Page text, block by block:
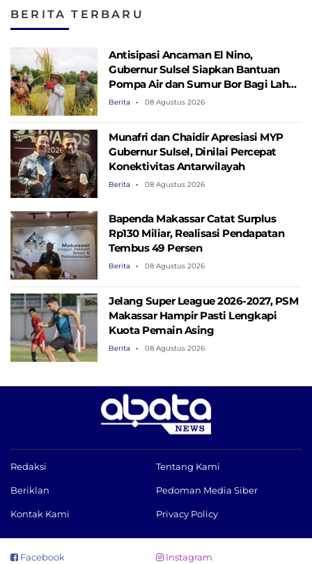
BERITA TERBARU
Antisipasi Ancaman El Nino,
Gubernur Sulsel Siapkan Bantuan
Pompa Air dan Sumur Bor Bagi Lahan
Pertanian
Berita 08 Agustus 2026
Munafri dan Chaidir Apresiasi MYP
Gubernur Sulsel, Dinilai Percepat
Konektivitas Antarwilayah
Berita 08 Agustus 2026
Bapenda Makassar Catat Surplus
Rp130 ​​Miliar, Realisasi Pendapatan
Tembus 49 Persen
Berita 08 Agustus 2026
Jelang Super League 2026-2027, PSM
Makassar Hampir Pasti Lengkapi
Kuota Pemain Asing
Berita 08 Agustus 2026
Redaksi Tentang Kami
Beriklan Pedoman Media Siber
Kontak Kami Privacy Policy
Facebook Instagram